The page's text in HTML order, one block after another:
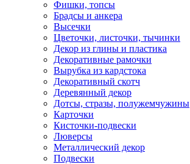
Фишки, топсы
Брадсы и анкера
Высечки
Цветочки, листочки, тычинки
Декор из глины и пластика
Декоративные рамочки
Вырубка из кардстока
Декоративный скотч
Деревянный декор
Дотсы, стразы, полужемчужины
Карточки
Кисточки-подвески
Люверсы
Металлический декор
Подвески